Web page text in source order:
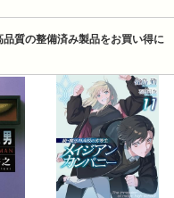
質の整備済み製品をお買い得に